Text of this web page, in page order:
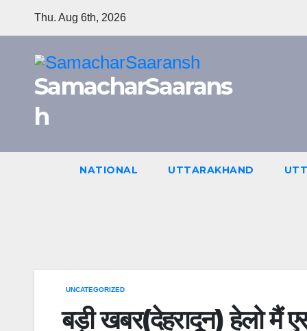
Thu. Aug 6th, 2026
SamacharSaarans
h
NATIONAL UTTARAKHAND
UNCATEGORIZED
बड़ी खबर(देहरादून) हेलो मैं